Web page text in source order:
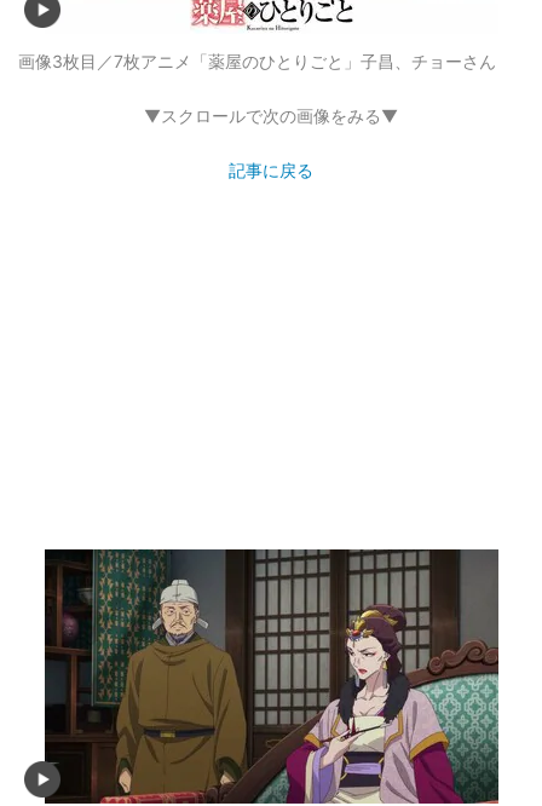
画像3枚目／7枚アニメ「薬屋のひとりごと」子昌、チョーさん
▼スクロールで次の画像をみる▼
記事に戻る